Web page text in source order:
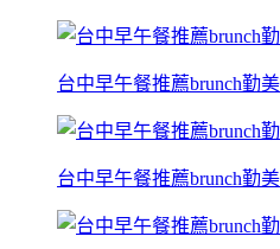
台中早午餐推薦brunch勤
台中早午餐推薦brunch勤